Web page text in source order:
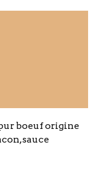
boeuf origine
sauce